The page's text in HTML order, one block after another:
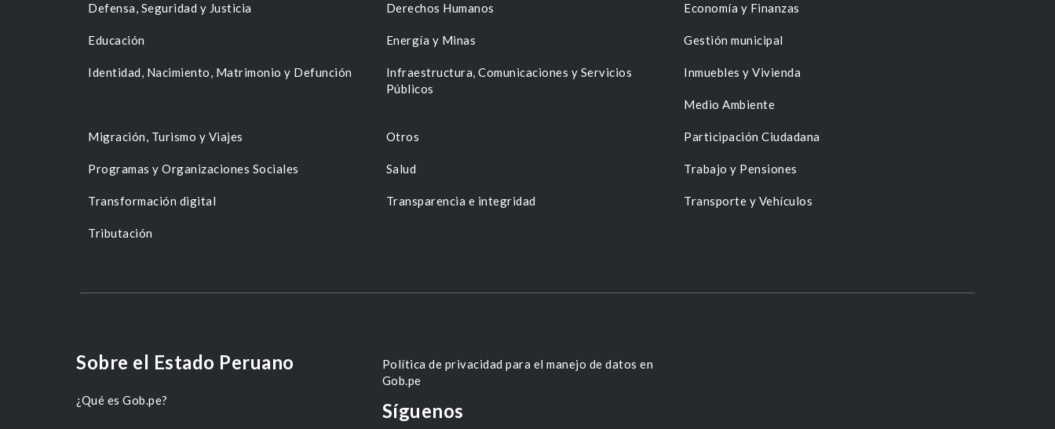
Defensa, Seguridad y Justicia Derechos Humanos Economía y Finanzas
Educación Energía y Minas Gestión municipal
Identidad, Nacimiento, Matrimonio y Defunción
Infraestructura, Comunicaciones y Servicios
Públicos
Inmuebles y Vivienda
Medio Ambiente
Migración, Turismo y Viajes Otros Participación Ciudadana
Programas y Organizaciones Sociales Salud Trabajo y Pensiones
Transformación digital Transparencia e integridad Transporte y Vehículos
Tributación
Sobre el Estado Peruano
¿Qué es Gob.pe?
Política de privacidad para el manejo de datos en
Gob.pe
Síguenos